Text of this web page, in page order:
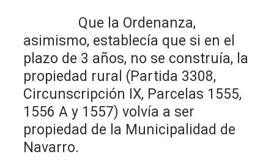
Que la Ordenanza,
asimismo, establecía que si en el
plazo de 3 años, no se construía, la
propiedad rural (Partida 3308,
Circunscripción IX, Parcelas 1555,
1556 A y 1557) volvía a ser
propiedad de la Municipalidad de
Navarro.